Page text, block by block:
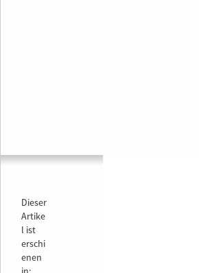
Dieser
Artike
l ist
erschi
enen